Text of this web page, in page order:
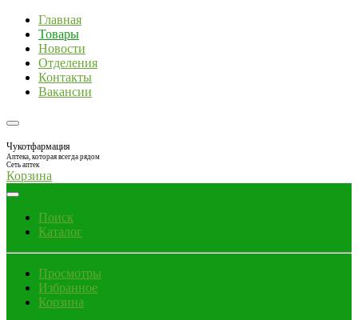
Главная
Товары
Новости
Отделения
Контакты
Вакансии
Чукотфармация
Аптека, которая всегда рядом
Сеть аптек
Корзина
Поиск
Каталог
Просмотры
Избранное
Корзина